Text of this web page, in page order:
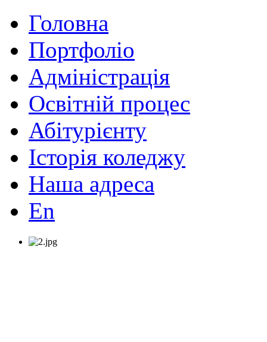
Головна
Портфоліо
Адміністрація
Освітній процес
Абітурієнту
Історія коледжу
Наша адреса
En